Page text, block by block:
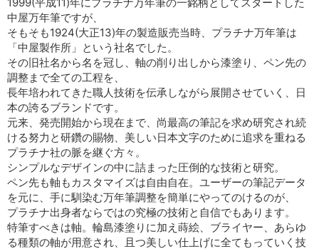
中屋万年筆ですが、
そもそも1924(大正13)年の製造販売当時、プラチナ万年筆は
「中屋製作所」という社名でした。
その旧社名から名を冠し、軸の削り出しから漆塗り、ペン先の
調整まで全ての工程を、
長年培われてきた職人技術を伝承しながら展開させていく、日
本の誇るブランドです。
元来、発売開始から現在まで、尚最高の筆記を求め研究され続
ける努力と研鑽の賜物、美しい日本文字のために追求を重ねる
プラチナ社の脈を継ぐ方々。
シンプルなデザインの中に詰まった圧倒的な技術と研究。
ペン先も軸もカスタマイズは自由自在。ユーザーの筆記データ
を元に、手に馴染む万年筆調整を簡単にやってのけるのが、
プラチナ出身者ならではの究極の技術と自信でもあります。
特筆すべきは軸。輪島漆塗りに加え蒔絵、ブライヤー、あらゆ
る種類の軸が用意され、且つ美しい仕上げに全てもっていく技